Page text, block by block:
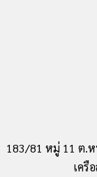
183/81 หมู่ 11 ต.ห
เครื